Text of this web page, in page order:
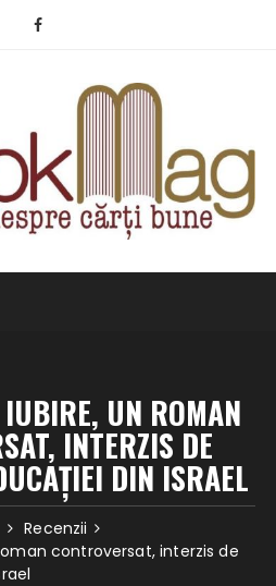
IUBIRE, UN ROMAN
INTERZIS DE
DIN ISRAEL
Recenzii
controversat, interzis de